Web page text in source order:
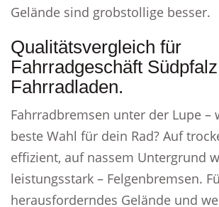
Gelände sind grobstollige besser.
Qualitätsvergleich für
Fahrradgeschäft Südpfalz
Fahrradladen.
Fahrradbremsen unter der Lupe –
beste Wahl für dein Rad? Auf
effizient, auf nassem Untergrund
leistungsstark – Felgenbremsen.
herausforderndes Gelände und